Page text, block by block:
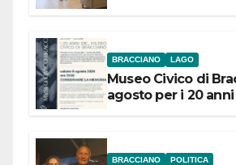
BRACCIANO LAGO
Museo Civico di
agosto per i 20
BRACCIANO POLITICA